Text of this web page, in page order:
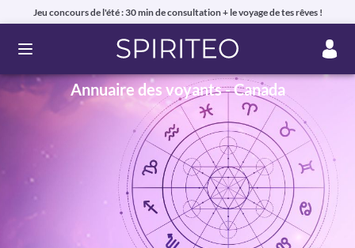
Jeu concours de l'été : 30 min de consultation + le voyage de tes rêves !
Ouvrir le menu
Annuaire des voyants - Canada